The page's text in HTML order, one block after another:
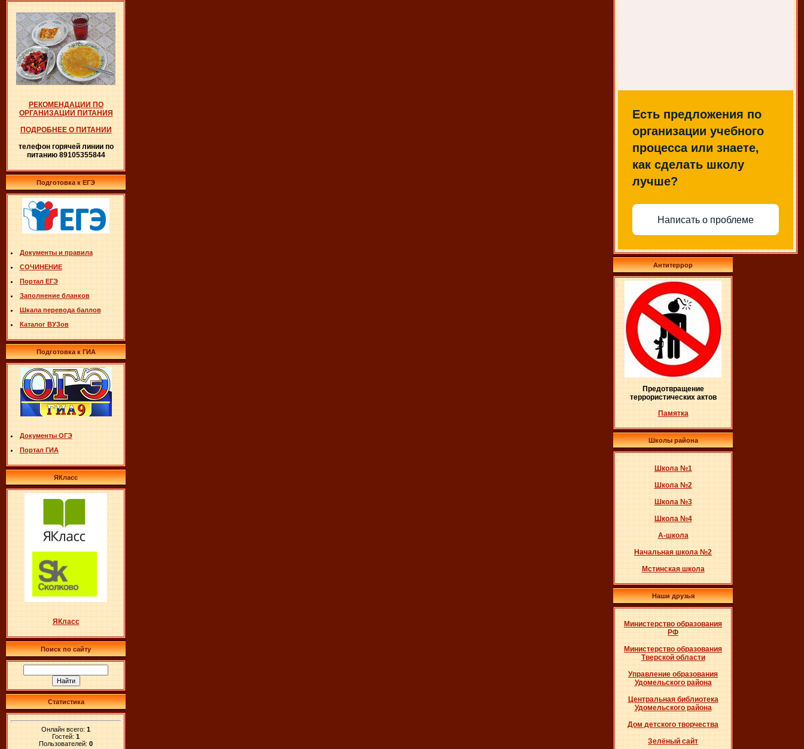
РЕКОМЕНДАЦИИ ПО
ОРГАНИЗАЦИИ ПИТАНИЯ
ПОДРОБНЕЕ О ПИТАНИИ
телефон горячей линии по
питанию 89105355844
Подготовка к ЕГЭ
Документы и правила
СОЧИНЕНИЕ
Портал ЕГЭ
Заполнение бланков
Шкала перевода баллов
Каталог ВУЗов
Подготовка к ГИА
Документы ОГЭ
Портал ГИА
ЯКласс
ЯКласс
Поиск по сайту
Статистика
Онлайн всего: 1
Гостей: 1
Пользователей: 0
Есть предложения по
организации учебного
процесса или знаете,
как сделать школу
лучше?
Написать о проблеме
Антитеррор
Предотвращение
террористических актов
Памятка
Школы района
Школа №1
Школа №2
Школа №3
Школа №4
А-школа
Начальная школа №2
Мстинская школа
Наши друзья
Министерство образования
РФ
Министерство образования
Тверской области
Управление образования
Удомельского района
Центральная библиотека
Удомельского района
Дом детского творчества
Зелёный сайт